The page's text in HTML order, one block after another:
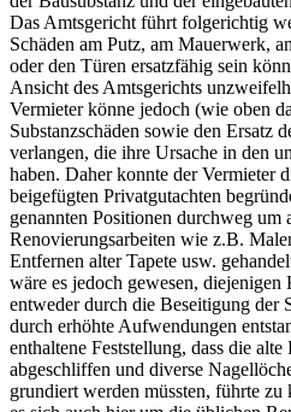
Das Amtsgericht führt folgerichtig
Schäden am Putz, am Mauerwerk,
oder den Türen ersatzfähig sein
Ansicht des Amtsgerichts
Vermieter könne jedoch (wie oben
Substanzschäden sowie den Ersatz
verlangen, die ihre Ursache in den
haben. Daher konnte der Vermieter
beigefügten Privatgutachten
genannten Positionen durchweg um
Renovierungsarbeiten wie z.B.
Entfernen alter Tapete usw.
wäre es jedoch gewesen, diejenigen
entweder durch die Beseitigung der
durch erhöhte Aufwendungen
enthaltene Feststellung, dass die
abgeschliffen und diverse
grundiert werden müssten, führte